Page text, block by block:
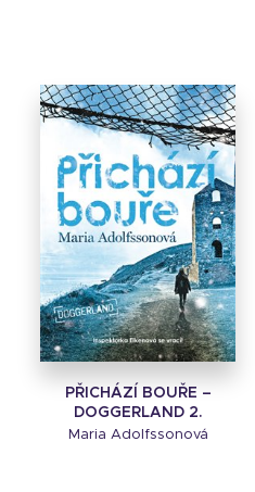
PŘICHÁZÍ BOUŘE –
DOGGERLAND 2.
Maria Adolfssonová